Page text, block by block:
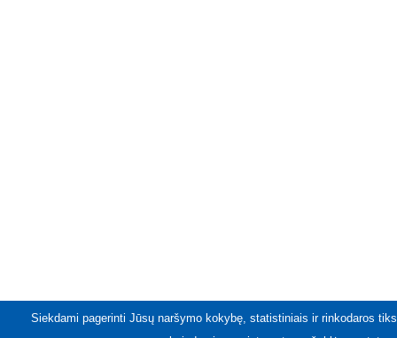
Siekdami pagerinti Jūsų naršymo kokybę, statistiniais ir rinkodaros